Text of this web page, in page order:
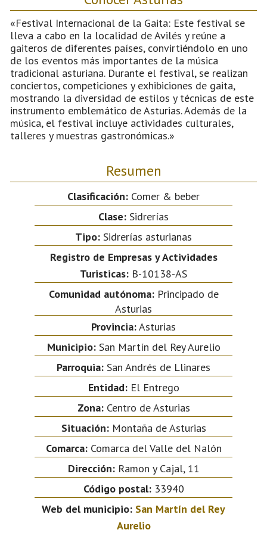
«Festival Internacional de la Gaita: Este festival se
lleva a cabo en la localidad de Avilés y reúne a
gaiteros de diferentes países, convirtiéndolo en uno
de los eventos más importantes de la música
tradicional asturiana. Durante el festival, se realizan
conciertos, competiciones y exhibiciones de gaita,
mostrando la diversidad de estilos y técnicas de este
instrumento emblemático de Asturias. Además de la
música, el festival incluye actividades culturales,
talleres y muestras gastronómicas.»
Resumen
Clasificación: Comer & beber
Clase: Sidrerías
Tipo: Sidrerías asturianas
Registro de Empresas y Actividades
Turisticas: B-10138-AS
Comunidad autónoma:Principado de
Asturias
Provincia:Asturias
Municipio:San Martín del Rey Aurelio
Parroquia: San Andrés de Llinares
Entidad:El Entrego
Zona:Centro de Asturias
Situación:Montaña de Asturias
Comarca:Comarca del Valle del Nalón
Dirección:Ramon y Cajal, 11
Código postal:33940
Web del municipio: San Martín del Rey
Aurelio